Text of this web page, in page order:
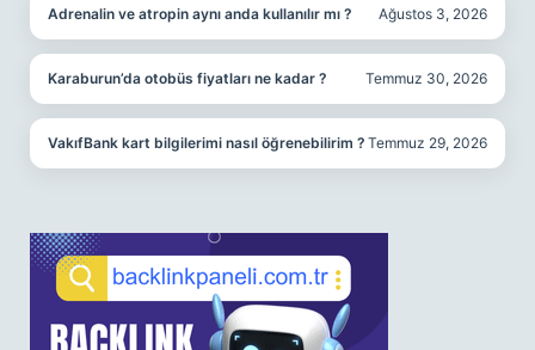
Adrenalin ve atropin aynı anda kullanılır mı ? Ağustos 3, 2026
Karaburun’da otobüs fiyatları ne kadar ? Temmuz 30, 2026
VakıfBank kart bilgilerimi nasıl öğrenebilirim ? Temmuz 29, 2026